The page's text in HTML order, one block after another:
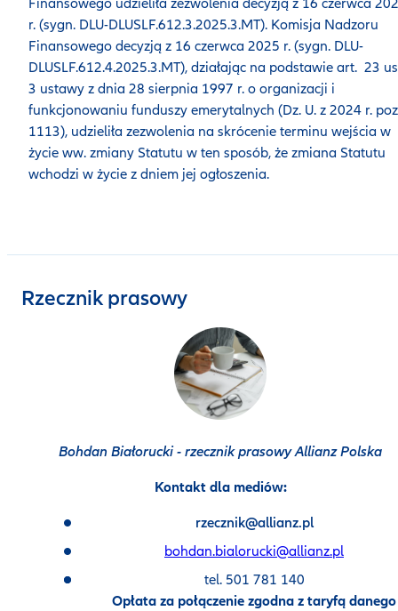
Finansowego udzieliła zezwolenia decyzją z 16 czerwca
r. (sygn. DLU-DLUSLF.612.3.2025.3.MT). Komisja Nadzoru
Finansowego decyzją z 16 czerwca 2025 r. (sygn. DLU-
DLUSLF.612.4.2025.3.MT), działając na podstawie art. 23
3 ustawy z dnia 28 sierpnia 1997 r. o organizacji i
funkcjonowaniu funduszy emerytalnych (Dz. U. z 2024 r.
1113), udzieliła zezwolenia na skrócenie terminu wejścia w
życie ww. zmiany Statutu w ten sposób, że zmiana Statutu
wchodzi w życie z dniem jej ogłoszenia.
Rzecznik prasowy
Bohdan Białorucki - rzecznik prasowy Allianz Polska
Kontakt dla mediów:
rzecznik@allianz.pl
bohdan.bialorucki@allianz.pl
tel. 501 781 140
Opłata za połączenie zgodna z taryfą danego